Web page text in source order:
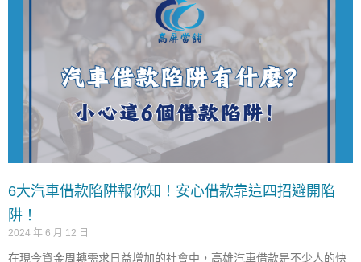
6大汽車借款陷阱報你知！安心借款靠這四招避開陷
阱！
2024 年 6 月 12 日
在現今資金周轉需求日益增加的社會中，高雄汽車借款是不少人的快